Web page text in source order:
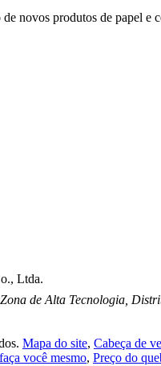
novos produtos de papel
Ltda.
de Alta Tecnologia,
Mapa do site, Cabeça de
você mesmo, Preço do